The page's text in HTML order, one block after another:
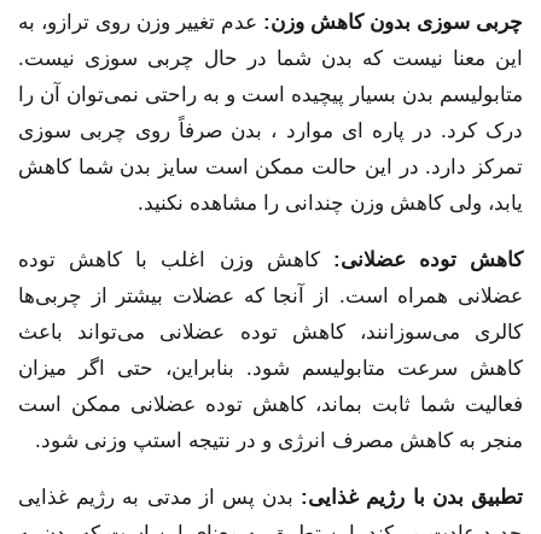
چربی سوزی بدون کاهش وزن: عدم تغییر وزن روی ترازو، به
این معنا نیست که بدن شما در حال چربی سوزی نیست.
متابولیسم بدن بسیار پیچیده است و به راحتی نمی‌توان آن را
درک کرد. در پاره ای موارد ، بدن صرفاً روی چربی سوزی
تمرکز دارد. در این حالت ممکن است سایز بدن شما کاهش
یابد، ولی کاهش وزن چندانی را مشاهده نکنید.
کاهش توده عضلانی: کاهش وزن اغلب با کاهش توده
عضلانی همراه است. از آنجا که عضلات بیشتر از چربی‌ها
کالری می‌سوزانند، کاهش توده عضلانی می‌تواند باعث
کاهش سرعت متابولیسم شود. بنابراین، حتی اگر میزان
فعالیت شما ثابت بماند، کاهش توده عضلانی ممکن است
منجر به کاهش مصرف انرژی و در نتیجه استپ وزنی شود.
تطبیق بدن با رژیم غذایی: بدن پس از مدتی به رژیم غذایی